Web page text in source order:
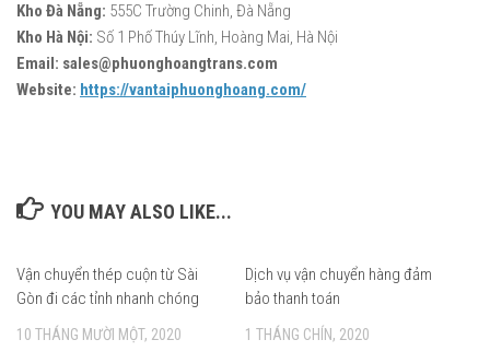
Kho Đà Nẵng: 555C Trường Chinh, Đà Nẵng
Kho Hà Nội: Số 1 Phố Thúy Lĩnh, Hoàng Mai, Hà Nội
Email: sales@phuonghoangtrans.com
Website: https://vantaiphuonghoang.com/
YOU MAY ALSO LIKE...
Vận chuyển thép cuộn từ Sài
Gòn đi các tỉnh nhanh chóng
10 THÁNG MƯỜI MỘT, 2020
Dịch vụ vận chuyển hàng đảm
bảo thanh toán
1 THÁNG CHÍN, 2020